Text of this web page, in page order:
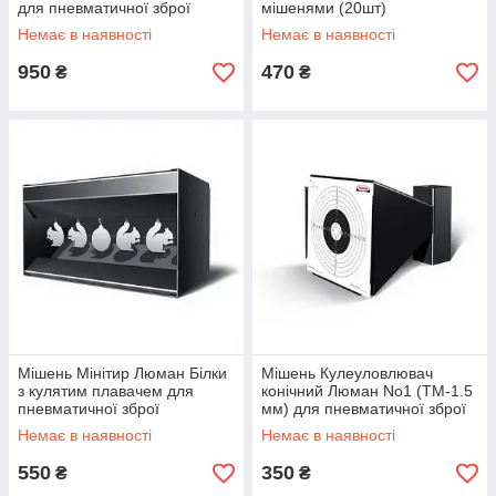
для пневматичної зброї
Немає в наявності
950 ₴
мішенями (20шт)
Немає в наявності
470 ₴
Мішень Мінітир Люман Білки
з кулятим плавачем для
пневматичної зброї
Немає в наявності
550 ₴
Мішень Кулеуловлювач
конічний Люман No1 (ТМ-1.5
мм) для пневматичної зброї
Немає в наявності
350 ₴